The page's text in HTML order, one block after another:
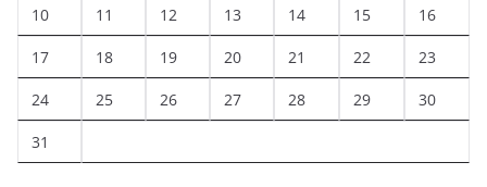
10 11 12 13 14 15 16
17 18 19 20 21 22 23
24 25 26 27 28 29 30
31